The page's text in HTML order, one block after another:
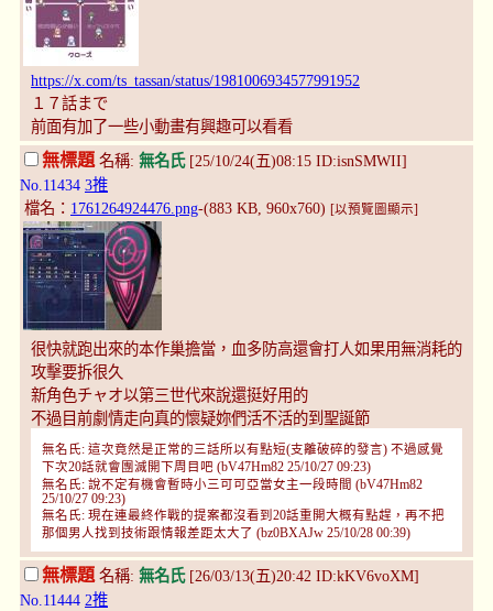
https://x.com/ts_tassan/status/1981006934577991952
１７話まで
前面有加了一些小動畫有興趣可以看看
無標題 名稱: 無名氏[25/10/24(五)08:15 ID:isnSMWII]
No.11434 3推
檔名： 1761264924476.png-(883 KB, 960x760) [以預覽圖顯示]
很快就跑出來的本作巢擔當，血多防高還會打人如果用無消耗的
攻擊要拆很久
新角色チャオ以第三世代來說還挺好用的
不過目前劇情走向真的懷疑妳們活不活的到聖誕節
無名氏: 這次竟然是正常的三話所以有點短(支離破碎的發言) 不過感覺
下次20話就會團滅開下周目吧 (bV47Hm82 25/10/27 09:23)
無名氏: 說不定有機會暫時小三可可亞當女主一段時間 (bV47Hm82
25/10/27 09:23)
無名氏: 現在連最終作戰的提案都沒看到20話重開大概有點趕，再不把
那個男人找到技術跟情報差距太大了 (bz0BXAJw 25/10/28 00:39)
無標題 名稱: 無名氏[26/03/13(五)20:42 ID:kKV6voXM]
No.11444 2推